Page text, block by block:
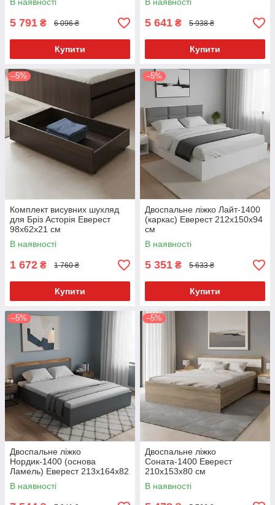
5 791 ₴ 6 096 ₴
Купити
5 641 ₴ 5 938 ₴
Купити
–5%
Комплект висувних шухляд
для Бріз Асторія Еверест
98х62х21 см
В наявності
1 672 ₴ 1 760 ₴
Купити
–5%
Двоспальне ліжко Лайт-1400
(каркас) Еверест 212x150x94
см
В наявності
5 351 ₴ 5 633 ₴
Купити
–5%
Двоспальне ліжко
Нордик-1400 (основа
Ламель) Еверест 213x164x82
см
В наявності
–5%
Двоспальне ліжко
Соната-1400 Еверест
210x153x80 см
В наявності